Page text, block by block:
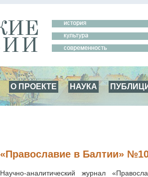
О ПРОЕКТЕ НАУКА
«Православие в Балтии»
Научно-аналитический журнал